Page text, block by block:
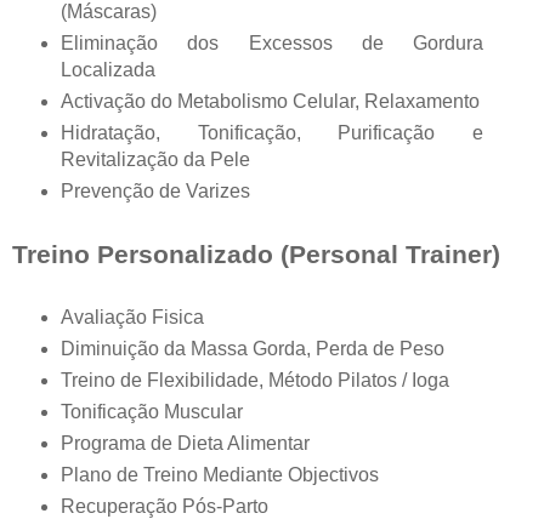
(Máscaras)
Eliminação dos Excessos de Gordura
Localizada
Activação do Metabolismo Celular, Relaxamento
Hidratação, Tonificação, Purificação e
Revitalização da Pele
Prevenção de Varizes
Treino Personalizado (Personal Trainer)
Avaliação Fisica
Diminuição da Massa Gorda, Perda de Peso
Treino de Flexibilidade, Método Pilatos / Ioga
Tonificação Muscular
Programa de Dieta Alimentar
Plano de Treino Mediante Objectivos
Recuperação Pós-Parto